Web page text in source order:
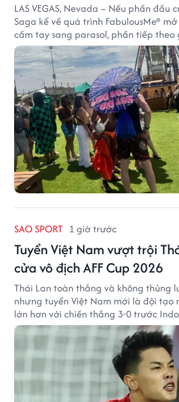
LAS VEGAS, Nevada – Nếu phần đầu
Saga kể về quá trình FabulousMe®
cầm tay sang parasol, phần tiếp theo
sản phẩm được thị trường đón nhận
công năng che nắng thông thường.
SAO SPORT 1 giờ trước
Tuyển Việt Nam vượt trội
cửa vô địch AFF Cup 2026
Thái Lan toàn thắng và không thủng
nhưng tuyển Việt Nam mới là đội tạo
lớn hơn với chiến thắng 3-0 trước